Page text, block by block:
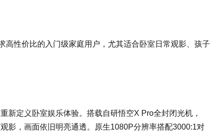
性价比的入门级家庭用户，尤其适合卧室日常观影、孩子
新定义卧室娱乐体验。搭载自研悟空X Pro全封闭光机，
影，画面依旧明亮通透。原生1080P分辨率搭配3000:1对